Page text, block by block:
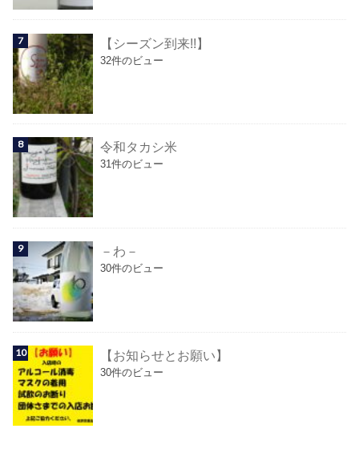
【シーズン到来!!】
32件のビュー
令和タカシ米
31件のビュー
－わ－
30件のビュー
【お知らせとお願い】
30件のビュー